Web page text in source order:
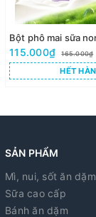
Bột phô mai sữa
115.000₫ 165.000₫
HẾT
SẢN PHẨM
Mì, nui, sốt ăn dặm
Sữa cao cấp
Bánh ăn dặm